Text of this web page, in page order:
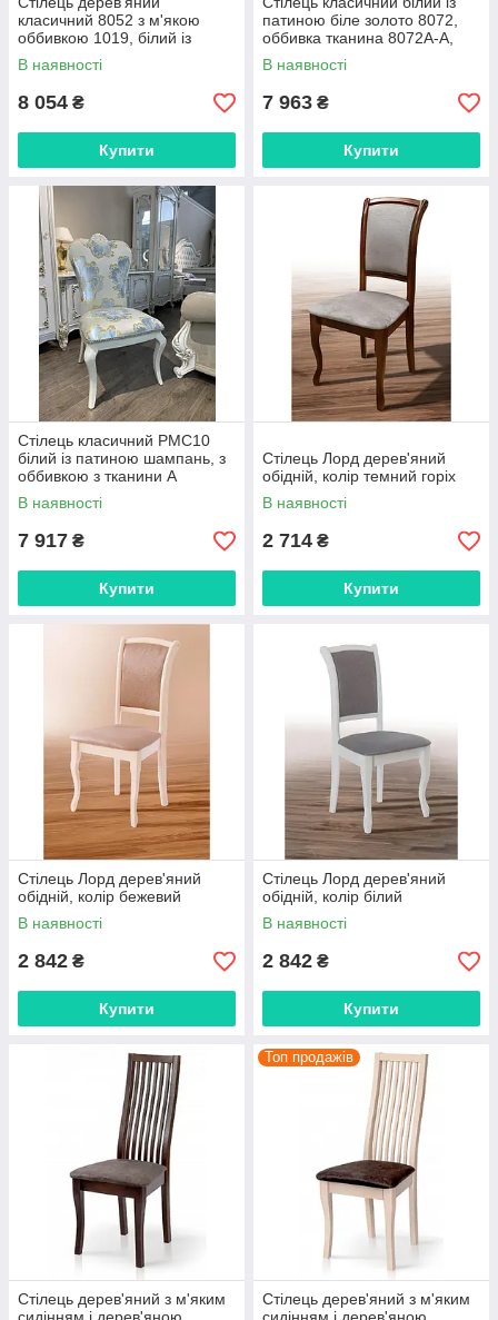
класичний 8052 з м'якою
оббивкою 1019, білий із
патиною біле золото,
фабрика Daming
В наявності
8 054 ₴
Купити
патиною біле золото 8072,
оббивка тканина 8072A-A,
фабрика Daming
В наявності
7 963 ₴
Купити
Стілець класичний PMC10
білий із патиною шампань, з
оббивкою з тканини А
(блакитні квіти), Daming
В наявності
7 917 ₴
Купити
Стілець Лорд дерев'яний
обідній, колір темний горіх
В наявності
2 714 ₴
Купити
Стілець Лорд дерев'яний
обідній, колір бежевий
В наявності
2 842 ₴
Купити
Стілець Лорд дерев'яний
обідній, колір білий
В наявності
2 842 ₴
Купити
Стілець дерев'яний з м'яким
Топ продажів
Стілець дерев'яний з м'яким